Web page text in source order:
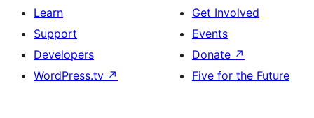
Learn
Support
Developers
WordPress.tv ↗
Get Involved
Events
Donate ↗
Five for the Future